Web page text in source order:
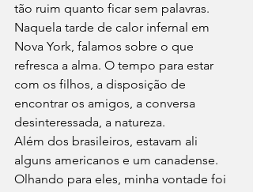
tão ruim quanto ficar sem palavras.
Naquela tarde de calor infernal em
Nova York, falamos sobre o que
refresca a alma. O tempo para estar
com os filhos, a disposição de
encontrar os amigos, a conversa
desinteressada, a natureza.
Além dos brasileiros, estavam ali
alguns americanos e um canadense.
Olhando para eles, minha vontade foi